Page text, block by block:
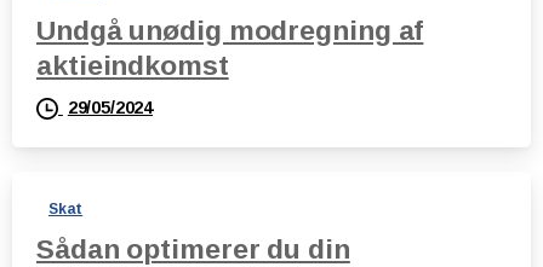
Undgå unødig modregning af
aktieindkomst
29/05/2024
Skat
Sådan optimerer du din